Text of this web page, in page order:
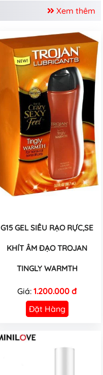
Xem thêm
G15 GEL SIÊU RẠO RỰC,SE
KHÍT ÂM ĐẠO TROJAN
TINGLY WARMTH
Giá: 1.200.000 đ
Đặt Hàng